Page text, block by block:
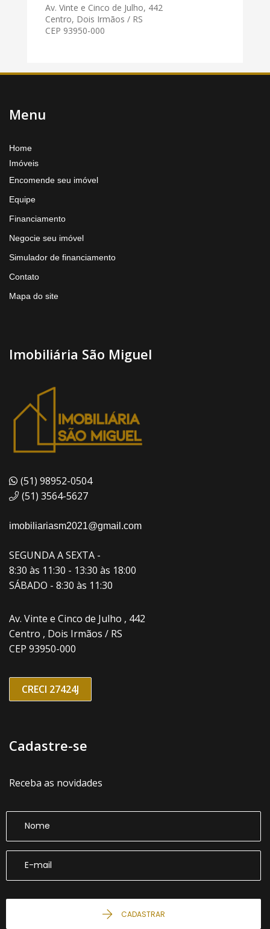
Av. Vinte e Cinco de Julho, 442
Centro, Dois Irmãos / RS
CEP 93950-000
Menu
Home
Imóveis
Encomende seu imóvel
Equipe
Financiamento
Negocie seu imóvel
Simulador de financiamento
Contato
Mapa do site
Imobiliária São Miguel
(51) 98952-0504
(51) 3564-5627
imobiliariasm2021@gmail.com
SEGUNDA A SEXTA -
8:30 às 11:30 - 13:30 às 18:00
SÁBADO - 8:30 às 11:30
Av. Vinte e Cinco de Julho , 442
Centro , Dois Irmãos / RS
CEP 93950-000
CRECI 27424J
Cadastre-se
Receba as novidades
CADASTRAR